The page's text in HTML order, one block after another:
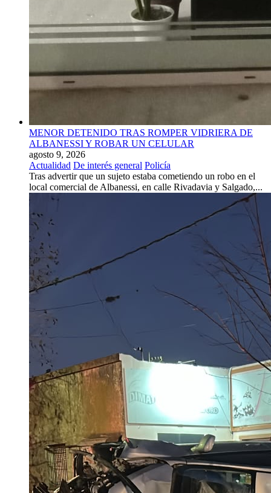
MENOR DETENIDO TRAS ROMPER VIDRIERA DE
ALBANESSI Y ROBAR UN CELULAR
agosto 9, 2026
Actualidad De interés general Policía
Tras advertir que un sujeto estaba cometiendo un robo en el
local comercial de Albanessi, en calle Rivadavia y Salgado,...